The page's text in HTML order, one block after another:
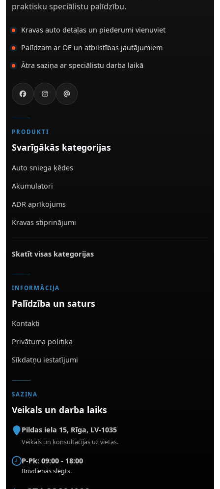
praktisku speciālistu palīdzību.
Kravas auto detaļas un piederumi vienuviet
Palīdzam ar OE un atbilstības jautājumiem
Ātra saziņa ar speciālistu darba laikā
PRODUKTI
Svarīgākās kategorijas
Auto sniega ķēdes
Akumulatori
ADR aprīkojums
Kravas stiprinājumi
Skatīt visas kategorijas
INFORMĀCIJA
Palīdzība un saturs
Kontakti
Privātuma politika
Sīkdatņu iestatījumi
SAZIŅA
Veikals un darba laiks
Pildas iela 15, Rīga, LV-1035
Veikals un konsultācijas uz vietas.
P-Pk: 09:00 - 18:00
Brīvdienās slēgts.